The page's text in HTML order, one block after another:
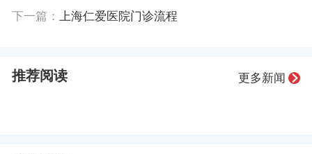
下一篇： 上海仁爱医院门诊流程
推荐阅读 更多新闻